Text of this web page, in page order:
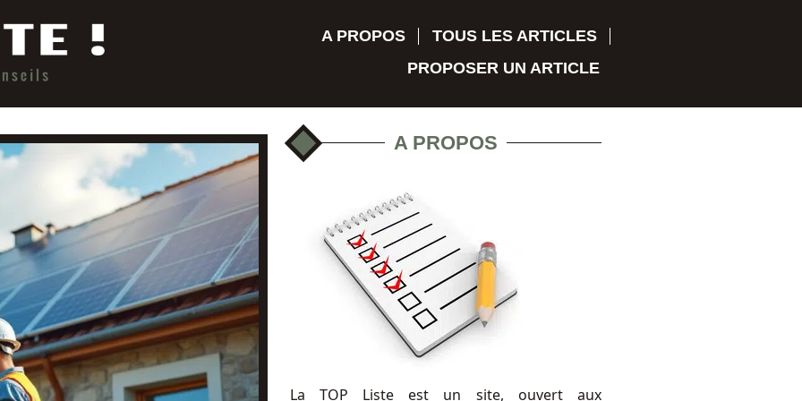
A PROPOS
TOUS LES ARTICLES
PROPOSER UN ARTICLE
A PROPOS
La TOP Liste est un site, ouvert aux